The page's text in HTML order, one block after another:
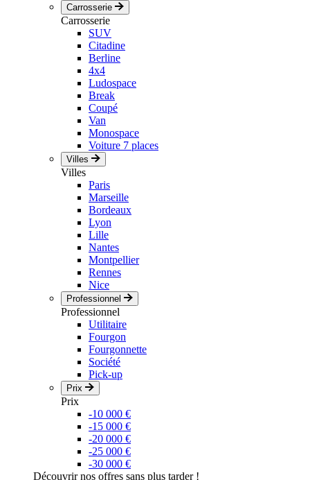
Carrosserie
Carrosserie
SUV
Citadine
Berline
4x4
Ludospace
Break
Coupé
Van
Monospace
Voiture 7 places
Villes
Villes
Paris
Marseille
Bordeaux
Lyon
Lille
Nantes
Montpellier
Rennes
Nice
Professionnel
Professionnel
Utilitaire
Fourgon
Fourgonnette
Société
Pick-up
Prix
Prix
-10 000 €
-15 000 €
-20 000 €
-25 000 €
-30 000 €
Découvrir nos offres sans plus tarder !